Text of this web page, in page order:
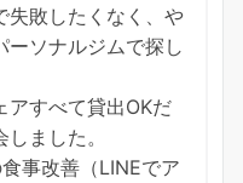
失敗したくなく、や
ーソナルジムで探し
アすべて貸出OKだ
ました。
事改善（LINEでア